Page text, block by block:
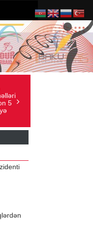
vətənində
də,
zaman
ilə